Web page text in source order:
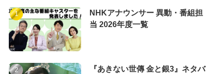
NHKアナウンサー 異動・番組担
当 2026年度一覧
『あきない世傳 金と銀3』ネタバ